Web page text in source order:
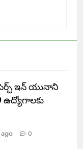
ఇన్ యునాని
ఉద్యోగాలకు
0